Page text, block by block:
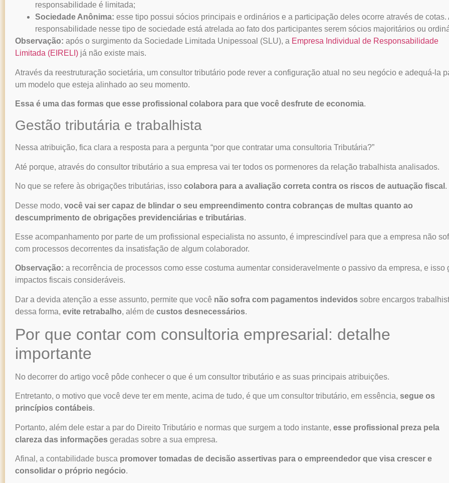
responsabilidade é limitada;
Sociedade Anônima: esse tipo possui sócios principais e ordinários e a participação deles ocorre através de cotas.
responsabilidade nesse tipo de sociedade está atrelada ao fato dos participantes serem sócios majoritários ou
Observação: após o surgimento da Sociedade Limitada Unipessoal (SLU), a Empresa Individual de Responsabilidade
Limitada (EIRELI) já não existe mais.
Através da reestruturação societária, um consultor tributário pode rever a configuração atual no seu negócio e adequá-la
um modelo que esteja alinhado ao seu momento.
Essa é uma das formas que esse profissional colabora para que você desfrute de economia.
Gestão tributária e trabalhista
Nessa atribuição, fica clara a resposta para a pergunta “por que contratar uma consultoria Tributária?”
Até porque, através do consultor tributário a sua empresa vai ter todos os pormenores da relação trabalhista analisados.
No que se refere às obrigações tributárias, isso colabora para a avaliação correta contra os riscos de autuação fiscal .
Desse modo, você vai ser capaz de blindar o seu empreendimento contra cobranças de multas quanto ao
descumprimento de obrigações previdenciárias e tributárias.
Esse acompanhamento por parte de um profissional especialista no assunto, é imprescindível para que a empresa não
com processos decorrentes da insatisfação de algum colaborador.
Observação: a recorrência de processos como esse costuma aumentar consideravelmente o passivo da empresa, e isso
impactos fiscais consideráveis.
Dar a devida atenção a esse assunto, permite que você não sofra com pagamentos indevidos sobre encargos
dessa forma, evite retrabalho, além de custos desnecessários.
Por que contar com consultoria empresarial: detalhe
importante
No decorrer do artigo você pôde conhecer o que é um consultor tributário e as suas principais atribuições.
Entretanto, o motivo que você deve ter em mente, acima de tudo, é que um consultor tributário, em essência, segue os
princípios contábeis.
Portanto, além dele estar a par do Direito Tributário e normas que surgem a todo instante, esse profissional preza pela
clareza das informações geradas sobre a sua empresa.
Afinal, a contabilidade busca promover tomadas de decisão assertivas para o empreendedor que visa crescer e
consolidar o próprio negócio.